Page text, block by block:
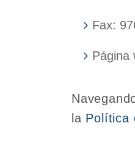
Fax:
Página
la Política